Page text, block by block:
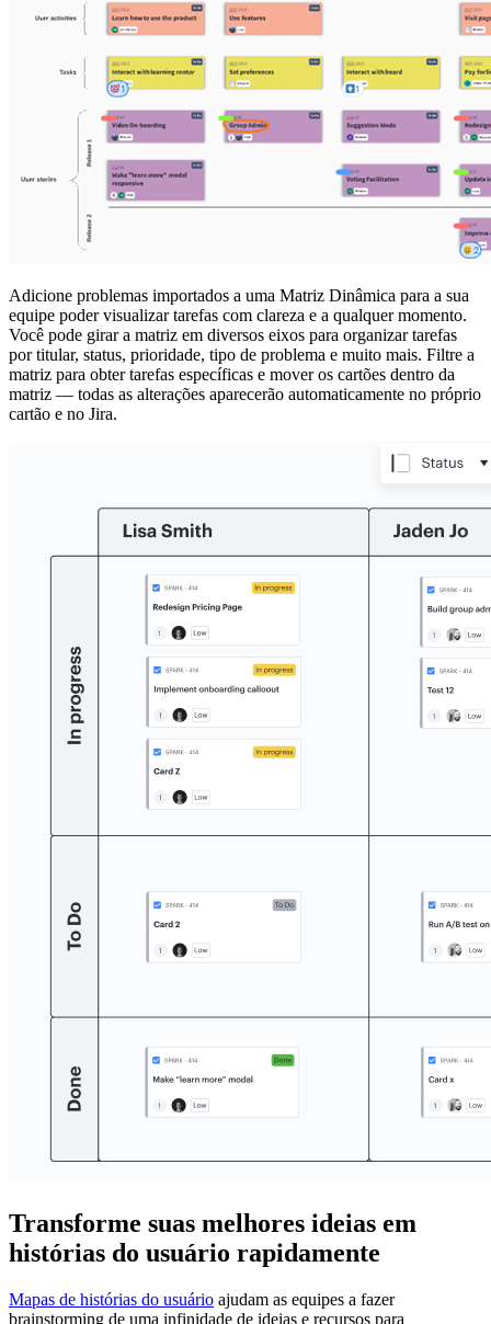
Adicione problemas importados a uma Matriz Dinâmica para a sua
equipe poder visualizar tarefas com clareza e a qualquer momento.
Você pode girar a matriz em diversos eixos para organizar tarefas
por titular, status, prioridade, tipo de problema e muito mais. Filtre a
matriz para obter tarefas específicas e mover os cartões dentro da
matriz — todas as alterações aparecerão automaticamente no próprio
cartão e no Jira.
Transforme suas melhores ideias em
histórias do usuário rapidamente
Mapas de histórias do usuário ajudam as equipes a fazer
brainstorming de uma infinidade de ideias e recursos para